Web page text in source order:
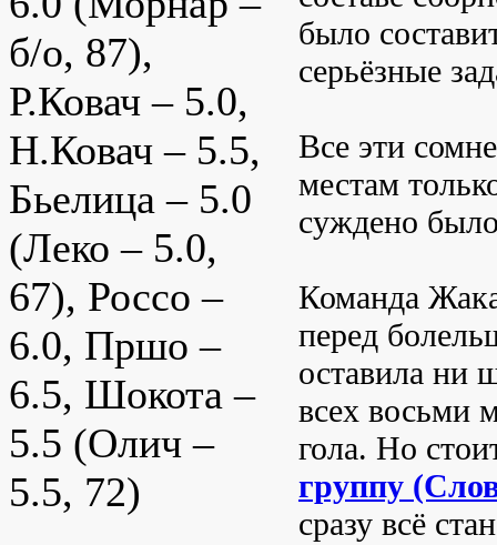
б/о, 87),
Р.Ковач – 5.0,
Н.Ковач – 5.5,
Бьелица – 5.0
(Леко – 5.0,
67), Россо –
6.0, Пршо –
6.5, Шокота –
5.5 (Олич –
5.5, 72)
было
серьёзные
Все эти
местам
суждено
Команда
перед
оставила ни
всех восьми
гола. Но
группу
сразу всё